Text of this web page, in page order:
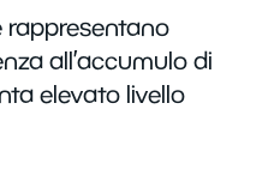
rappresentano
all’accumulo di
elevato livello